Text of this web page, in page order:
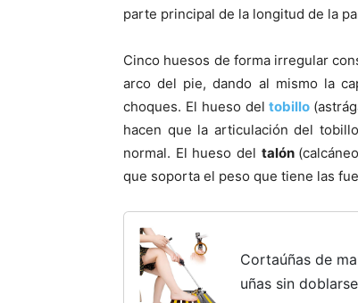
parte principal de la longitud de la
Cinco huesos de forma irregular
arco del pie, dando al mismo la
choques. El hueso deltobillo
hacen que la articulación del
normal. El hueso del talón
que soporta el peso que tiene las
Cortaúñas de
uñas sin